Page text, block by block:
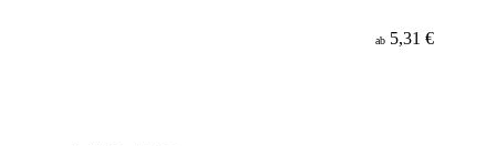
ab 5,31 €